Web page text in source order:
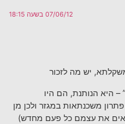
07/06/12 בשעה 18:15
יש מה לזכור
היא הנותנת, הם היו
משכנתאות במגזר ולכן מן
את עצמם כל פעם מחדש)